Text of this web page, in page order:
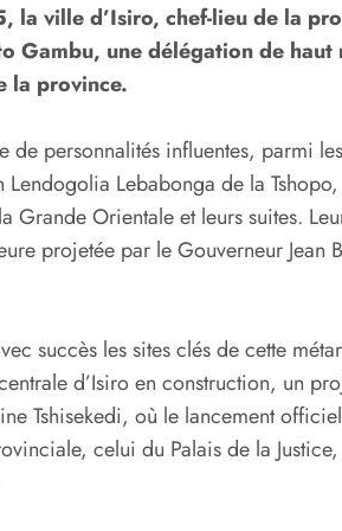
ville d’Isiro, chef-lieu de la
Gambu, une délégation de
la province.
de personnalités influentes, parmi
Lendogolia Lebabonga de la
Grande Orientale et leurs suites.
projetée par le Gouverneur
succès les sites clés de cette
d’Isiro en construction, un
Tshisekedi, où le lancement
celui du Palais de la